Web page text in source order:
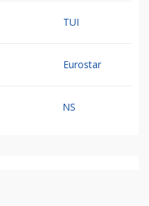
TUI
Eurostar
NS